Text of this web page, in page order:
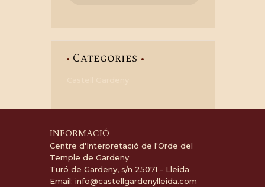
Categories
INFORMACIÓ
Centre d'Interpretació de l'Orde del
Temple de Gardeny
Turó de Gardeny, s/n 25071 - Lleida
Email: info@castellgardenylleida.com